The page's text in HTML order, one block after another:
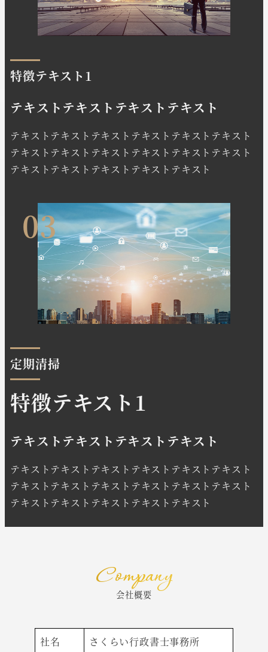
特徴テキスト1
テキストテキストテキストテキスト
テキストテキストテキストテキストテキストテキスト
テキストテキストテキストテキストテキストテキスト
テキストテキストテキストテキストテキスト
03
定期清掃
特徴テキスト1
テキストテキストテキストテキスト
テキストテキストテキストテキストテキストテキスト
テキストテキストテキストテキストテキストテキスト
テキストテキストテキストテキストテキスト
Company
会社概要
社名 さくらい行政書士事務所